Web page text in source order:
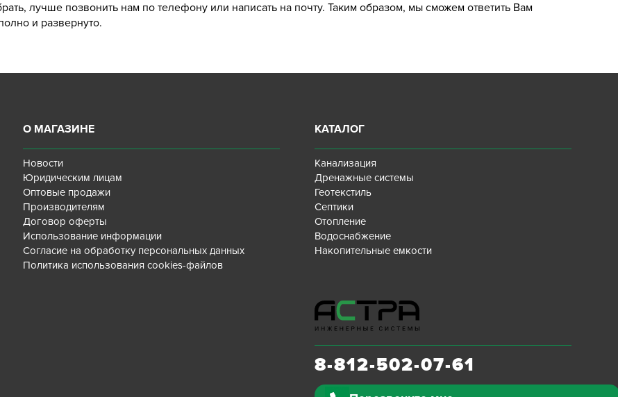
лучше позвонить нам по телефону или написать на почту. Таким образом, мы сможем ответить Вам
и развернуто.
8-812-502-07-61
О МАГАЗИНЕ
Новости
Юридическим лицам
Оптовые продажи
Производителям
Договор оферты
Использование информации
Согласие на обработку персональных данных
Политика использования cookies-файлов
КАТАЛОГ
Канализация
Дренажные системы
Геотекстиль
Септики
Отопление
Водоснабжение
Накопительные емкости